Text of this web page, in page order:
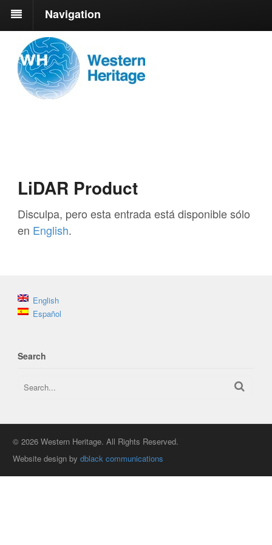
Navigation
LiDAR Product
Disculpa, pero esta entrada está disponible sólo
en English.
English
Español
Search
© 2026 Western Heritage. All Rights Reserved.
Website design bydblack communications